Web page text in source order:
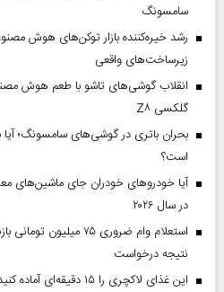
سامسونگ
زیرساخت‌های واقعی
انقلاب گوشی‌های تاشو‌ با طعم هوش
گلکسی Z۸
است؟
آیا خودروهای خودران جای ماشین‌های
در سال ۲۰۲۶
استعلام وام ضروری ۷۵
نتیجه درخواست
این غذای لاکچری را ۱۵ دقیقه‌ای آماده کنید